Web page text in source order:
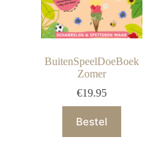
BuitenSpeelDoeBoek
Zomer
€19.95
Bestel